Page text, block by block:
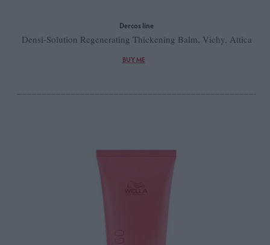
Dercos line
Densi-Solution Regenerating Thickening Balm, Vichy, Attica
BUY ME